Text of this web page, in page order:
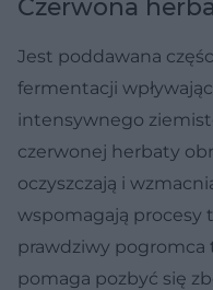
Czerwona
Jest poddawana
fermentacji
intensywnego
czerwonej herbaty
oczyszczają i
wspomagają procesy
prawdziwy pogromca
pomaga pozbyć się